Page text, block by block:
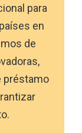
para
en
de
préstamo